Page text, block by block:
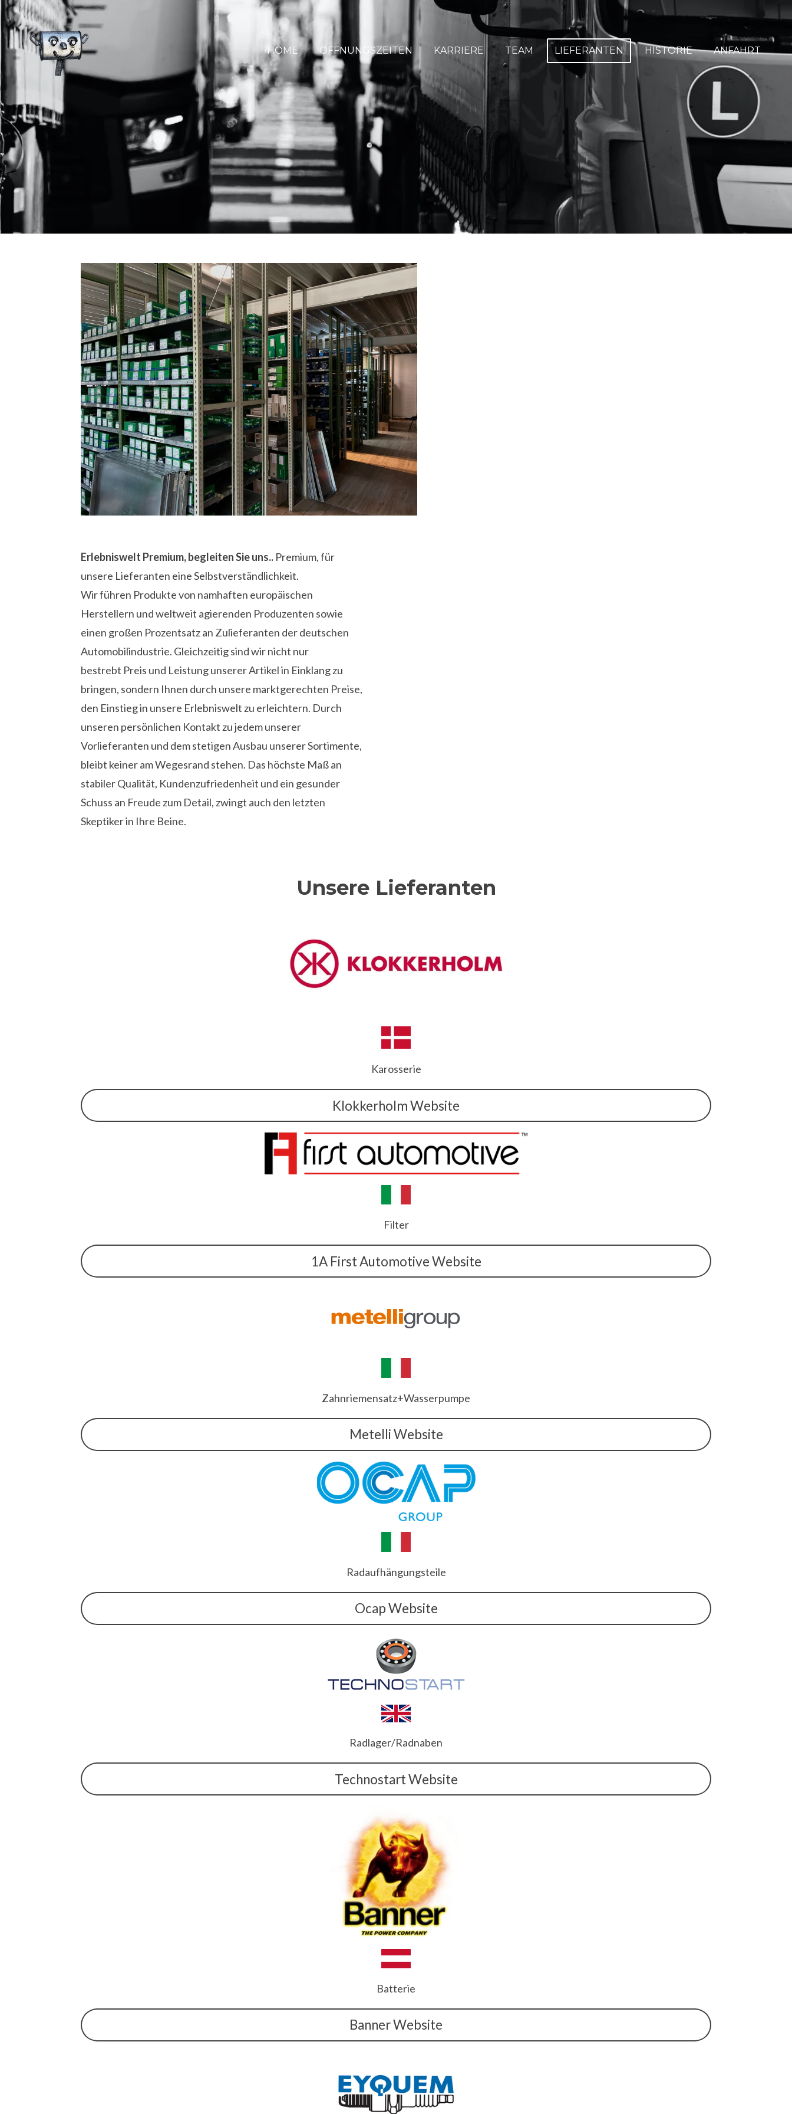
Zum
Hauptinhalt
springen
HOME ÖFFNUNGSZEITEN KARRIERE TEAM LIEFERANTEN HISTORIE ANFAHRT
Erlebniswelt Premium, begleiten Sie uns.. Premium, für
unsere Lieferanten eine Selbstverständlichkeit.
Wir führen Produkte von namhaften europäischen
Herstellern und weltweit agierenden Produzenten sowie
einen großen Prozentsatz an Zulieferanten der deutschen
Automobilindustrie. Gleichzeitig sind wir nicht nur
bestrebt Preis und Leistung unserer Artikel in Einklang zu
bringen, sondern Ihnen durch unsere marktgerechten Preise,
den Einstieg in unsere Erlebniswelt zu erleichtern. Durch
unseren persönlichen Kontakt zu jedem unserer
Vorlieferanten und dem stetigen Ausbau unserer Sortimente,
bleibt keiner am Wegesrand stehen. Das höchste Maß an
stabiler Qualität, Kundenzufriedenheit und ein gesunder
Schuss an Freude zum Detail, zwingt auch den letzten
Skeptiker in Ihre Beine.
Unsere Lieferanten
Karosserie
Klokkerholm Website
Filter
1A First Automotive Website
Zahnriemensatz+Wasserpumpe
Metelli Website
Radaufhängungsteile
Ocap Website
Radlager/Radnaben
Technostart Website
Batterie
Banner Website